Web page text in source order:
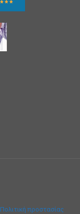
Πολιτική προστασίας